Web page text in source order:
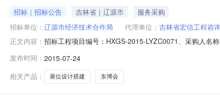
招标｜招标公告 吉林省｜辽源市
服务采购
招标单位： 辽源市经济技术合作局 代理单位： 吉林省宏信工程咨
正文内容： 招标工程项目编号：HXGS-2015-LYZC0071、采购人名
仅有长春市昱博装饰工程有限公司一家单位报名参加。
公
发布时间： 2015-07-24
相关产品：
展位设计搭建 东博会